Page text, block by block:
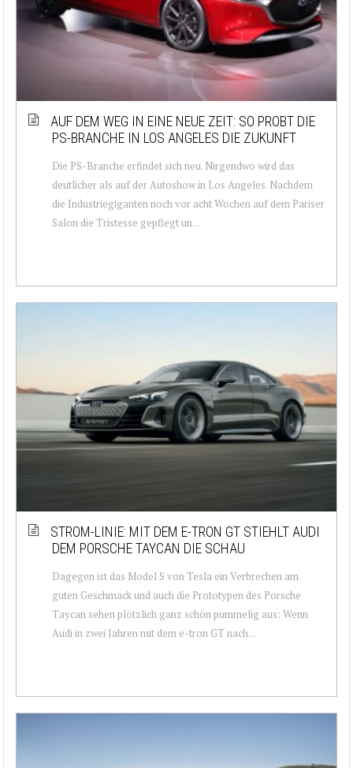
AUF DEM WEG IN EINE NEUE ZEIT: SO PROBT DIE
PS-BRANCHE IN LOS ANGELES DIE ZUKUNFT
Die PS-Branche erfindet sich neu. Nirgendwo wird das
deutlicher als auf der Autoshow in Los Angeles. Nachdem
die Industriegiganten noch vor acht Wochen auf dem Pariser
Salon die Tristesse gepflegt un...
STROM-LINIE: MIT DEM E-TRON GT STIEHLT AUDI
DEM PORSCHE TAYCAN DIE SCHAU
Dagegen ist das Model S von Tesla ein Verbrechen am
guten Geschmack und auch die Prototypen des Porsche
Taycan sehen plötzlich ganz schön pummelig aus: Wenn
Audi in zwei Jahren mit dem e-tron GT nach...